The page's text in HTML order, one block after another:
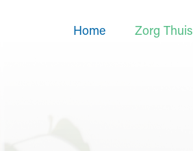
Skip naar content
Home Zorg Thuis